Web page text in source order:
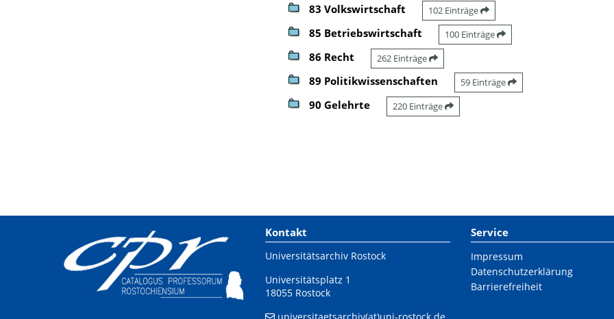
83 Volkswirtschaft 102 Einträge
85 Betriebswirtschaft 100 Einträge
86 Recht 262 Einträge
89 Politikwissenschaften 59 Einträge
90 Gelehrte 220 Einträge
Kontakt
Universitätsarchiv Rostock
Universitätsplatz 1
18055 Rostock
Service
Impressum
Datenschutzerklärung
Barrierefreiheit